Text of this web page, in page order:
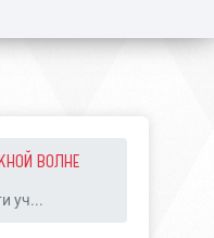
ВОЛНЕ
уч...